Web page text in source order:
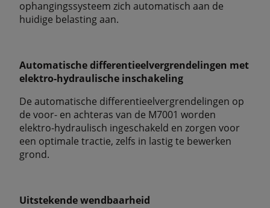
ophangingssysteem zich automatisch aan de
huidige belasting aan.
Automatische differentieelvergrendelingen met
elektro-hydraulische inschakeling
De automatische differentieelvergrendelingen op
de voor- en achteras van de M7001 worden
elektro-hydraulisch ingeschakeld en zorgen voor
een optimale tractie, zelfs in lastig te bewerken
grond.
Uitstekende wendbaarheid